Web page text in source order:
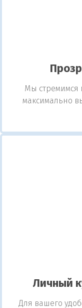
Мы стремимся
максимально
Личный
Для вашего